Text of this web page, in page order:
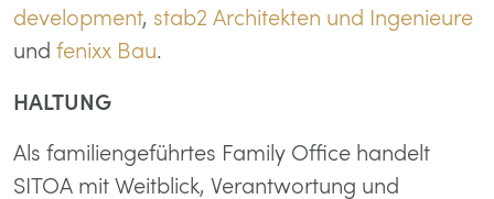
development, stab2 Architekten und Ingenieure
und fenixx Bau.
HALTUNG
Als familiengeführtes Family Office handelt
SITOA mit Weitblick, Verantwortung und